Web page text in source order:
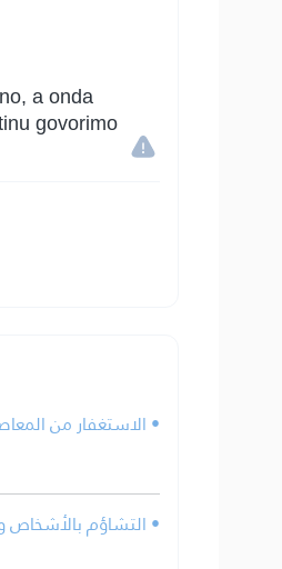
a onda
govorimo
• الاستغفار من
• التشاؤم